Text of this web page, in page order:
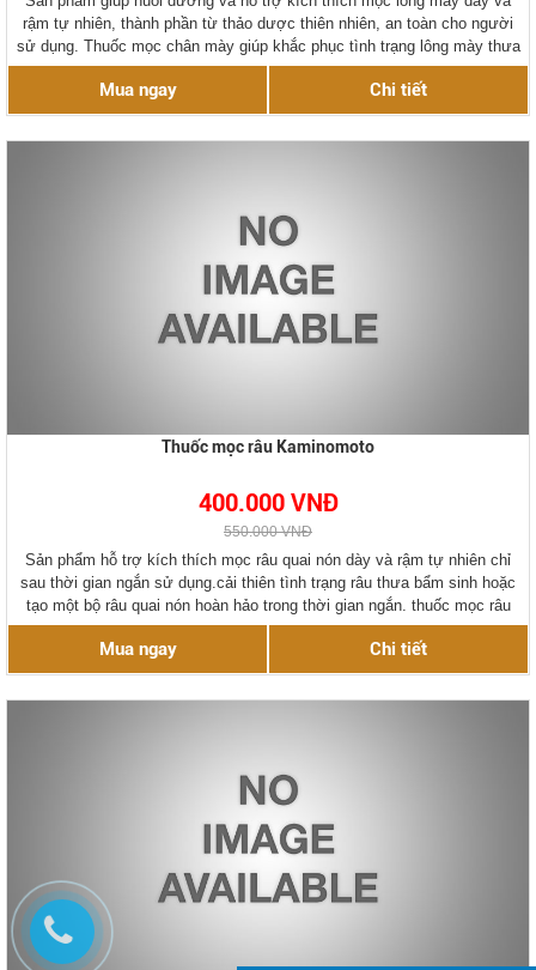
rậm tự nhiên, thành phần từ thảo dược thiên nhiên, an toàn cho người
sử dụng. Thuốc mọc chân mày giúp khắc phục tình trạng lông mày thưa
bẩm sinh, chân lông mày cụt, hoặc lông mày bị tổn thương do phun
Mua ngay Chi tiết
Thuốc mọc râu Kaminomoto
400.000 VNĐ
550.000 VNĐ
Sản phẩm hỗ trợ kích thích mọc râu quai nón dày và rậm tự nhiên chỉ
sau thời gian ngắn sử dụng.cải thiên tình trạng râu thưa bẩm sinh hoặc
tạo một bộ râu quai nón hoàn hảo trong thời gian ngắn. thuốc mọc râu
chính hãng kaminomoto Nhật Bản.
Mua ngay Chi tiết